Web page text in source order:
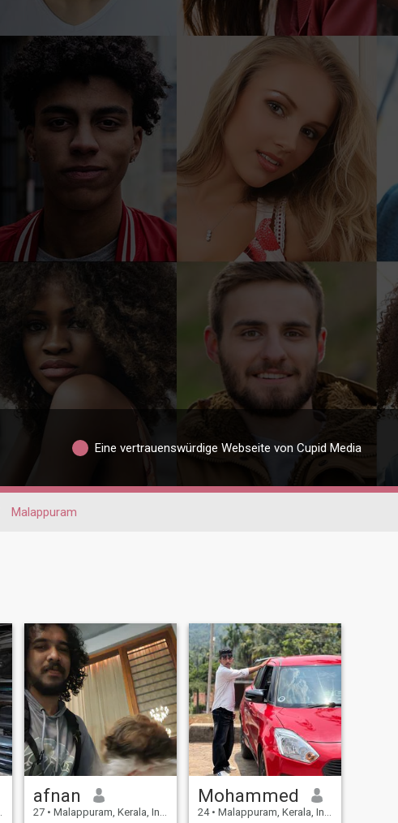
Eine vertrauenswürdige Webseite von Cupid Media
Malappuram
afnan
27 • Malappuram, Kerala, Indien
Mohammed
24 • Malappuram, Kerala, Indien